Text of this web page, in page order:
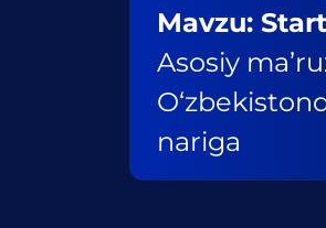
Mavzu:
Asosiy
nariga